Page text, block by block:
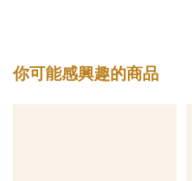
你可能感興趣的商品